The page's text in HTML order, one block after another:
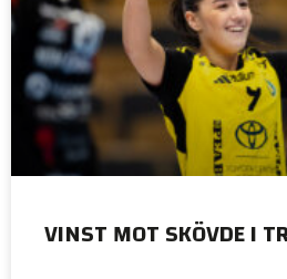
VINST MOT SKÖVDE I